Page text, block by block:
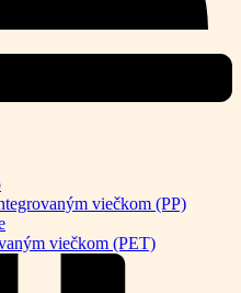
viečkom (PP)
viečkom (PET)